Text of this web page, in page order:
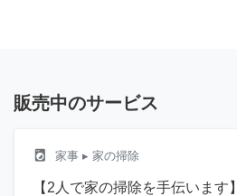
販売中のサービス
local_laundry_service 家事 ▸ 家の掃除
【2人で家の掃除を手伝います】